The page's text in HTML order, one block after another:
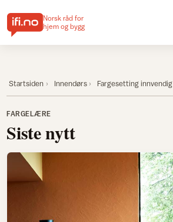
Norsk råd for
hjem og bygg
Startsiden Innendørs Fargesetting innvendig
Fargelære
FARGELÆRE
Siste nytt